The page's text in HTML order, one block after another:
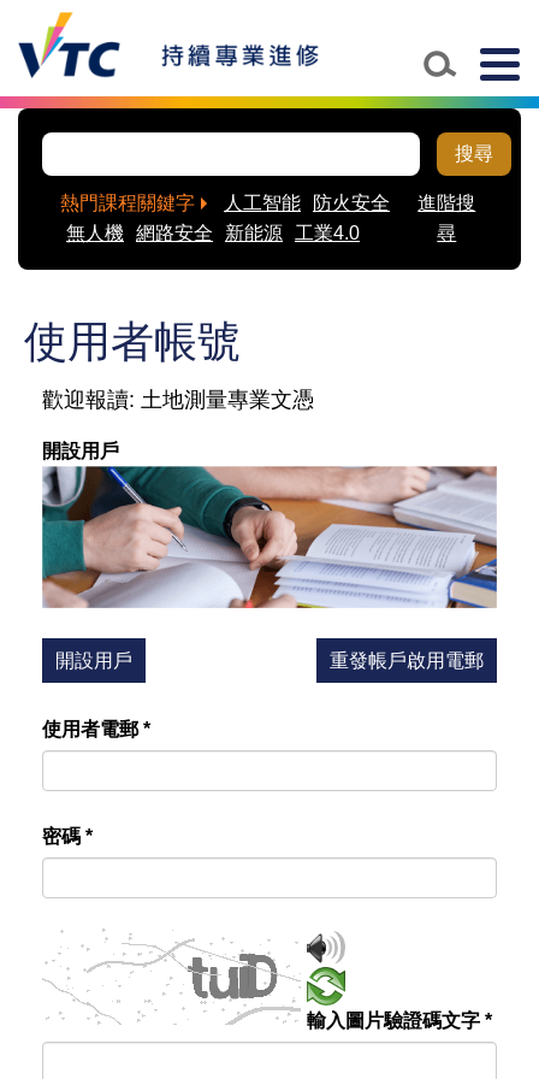
Skip to main content
搜尋
熱門課程關鍵字 人工智能
防火安全
無人機 網路安全 新能源 工業4.0
進階搜
尋
使用者帳號
歡迎報讀: 土地測量專業文憑
開設用戶
開設用戶 重發帳戶啟用電郵
使用者電郵 *
密碼 *
輸入圖片驗證碼文字 *